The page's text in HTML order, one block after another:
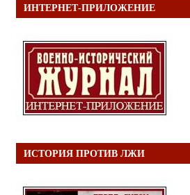
ИНТЕРНЕТ-ПРИЛОЖЕНИЕ
ИСТОРИЯ ПРОТИВ ЛЖИ